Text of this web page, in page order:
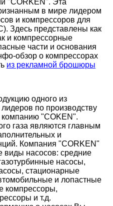
в мире лидером
и компрессоров для
Здесь представлены как
и компрессорные
части и основания
обзор о компрессорах
из рекламной брошюры
одного из
по производству
компанию "COKEN".
газа являются главным
и
Компания "CORKEN"
виды насосов: cредние
насосы,
стационарные
и лопaстные
компрессоры,
и т.д.